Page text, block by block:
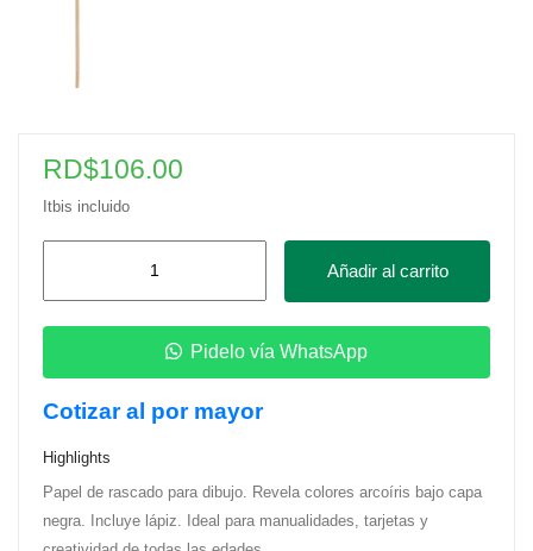
RD$106.00
Itbis incluido
Dibujos
cantidad
Añadir al carrito
Pidelo vía WhatsApp
Cotizar al por mayor
Highlights
Papel de rascado para dibujo. Revela colores arcoíris bajo capa
negra. Incluye lápiz. Ideal para manualidades, tarjetas y